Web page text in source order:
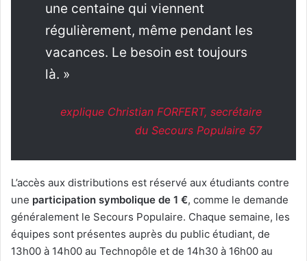
une centaine qui viennent
régulièrement, même pendant les
vacances. Le besoin est toujours
là. »
explique Christian FORFERT, secrétaire
du Secours Populaire 57
L’accès aux distributions est réservé aux étudiants contre
une participation symbolique de 1 €, comme le demande
généralement le Secours Populaire. Chaque semaine, les
équipes sont présentes auprès du public étudiant, de
13h00 à 14h00 au Technopôle et de 14h30 à 16h00 au